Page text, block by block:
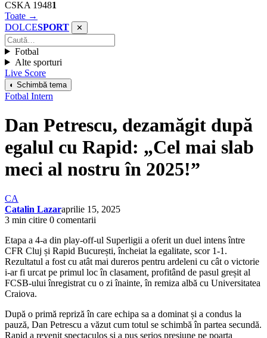
CSKA 19481
Toate →
DOLCESPORT ✕
Fotbal
Alte sporturi
Live Score
◐ Schimbă tema
Fotbal Intern
Dan Petrescu, dezamăgit după
egalul cu Rapid: „Cel mai slab
meci al nostru în 2025!”
CA
Catalin Lazaraprilie 15, 2025
3 min citire 0 comentarii
Etapa a 4-a din play-off-ul Superligii a oferit un duel intens între
CFR Cluj și Rapid București, încheiat la egalitate, scor 1-1.
Rezultatul a fost cu atât mai dureros pentru ardeleni cu cât o victorie
i-ar fi urcat pe primul loc în clasament, profitând de pasul greșit al
FCSB-ului înregistrat cu o zi înainte, în remiza albă cu Universitatea
Craiova.
După o primă repriză în care echipa sa a dominat și a condus la
pauză, Dan Petrescu a văzut cum totul se schimbă în partea secundă.
Rapid a revenit spectaculos și a pus serios presiune pe poarta